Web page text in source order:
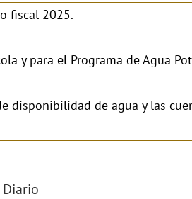
fiscal 2025.
y para el Programa de Agua
disponibilidad de agua y las
Diario